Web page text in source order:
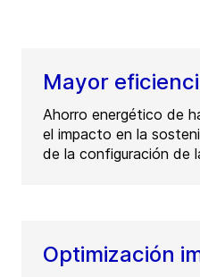
Mayor
Ahorro energético de
el impacto en la
de la configuración de
Optimización